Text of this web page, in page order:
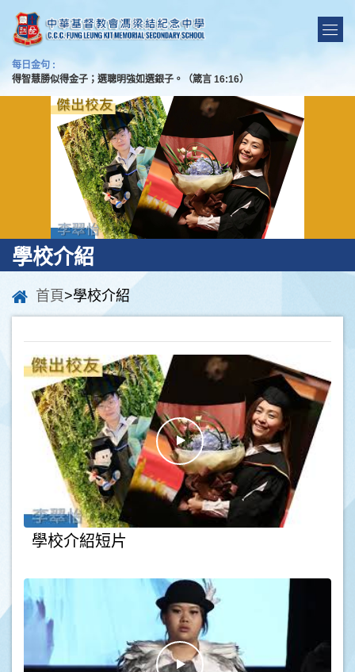
每日金句 :
得智慧勝似得金子；選聰明強如選銀子。（箴言 16:16）
學校介紹
首頁>學校介紹
學校介紹短片